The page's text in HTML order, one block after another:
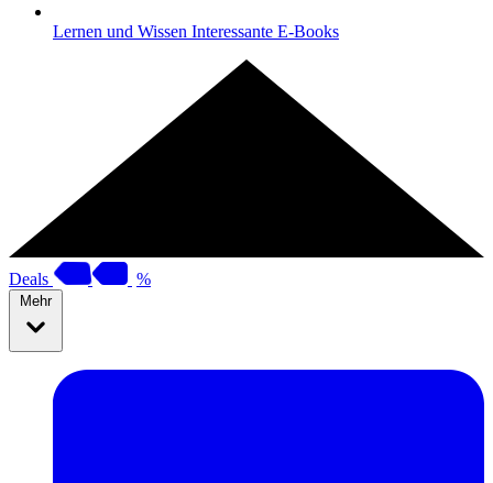
Lernen und Wissen Interessante E-Books
Deals %
Mehr